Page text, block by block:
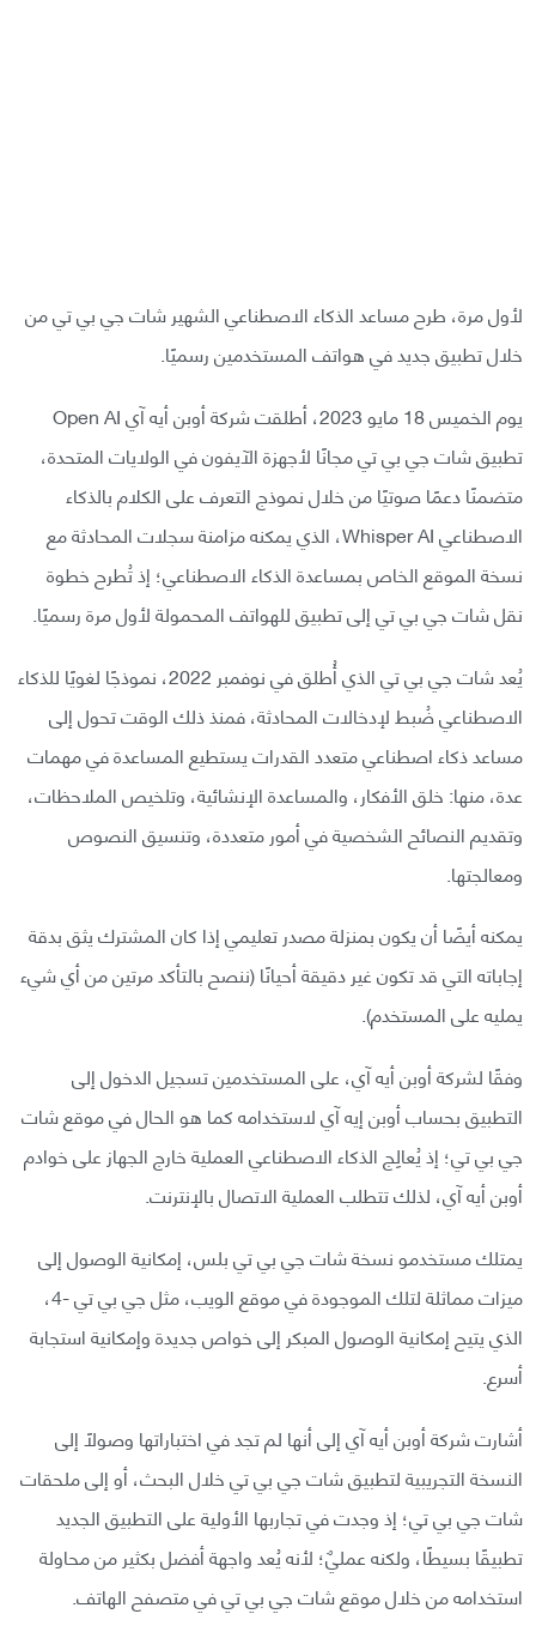
لأول مرة، طرح مساعد الذكاء الاصطناعي الشهير شات جي بي تي من
خلال تطبيق جديد في هواتف المستخدمين رسميًا.
يوم الخميس 18 مايو 2023، أطلقت شركة أوبن أيه آي Open AI
تطبيق شات جي بي تي مجانًا لأجهزة الآيفون في الولايات المتحدة،
متضمنًا دعمًا صوتيًا من خلال نموذج التعرف على الكلام بالذكاء
الاصطناعي Whisper AI، الذي يمكنه مزامنة سجلات المحادثة مع
نسخة الموقع الخاص بمساعدة الذكاء الاصطناعي؛ إذ تُطرح خطوة
نقل شات جي بي تي إلى تطبيق للهواتف المحمولة لأول مرة رسميًا.
يُعد شات جي بي تي الذي أُطلق في نوفمبر 2022، نموذجًا لغويًا للذكاء
الاصطناعي ضُبط لإدخالات المحادثة، فمنذ ذلك الوقت تحول إلى
مساعد ذكاء اصطناعي متعدد القدرات يستطيع المساعدة في مهمات
عدة، منها: خلق الأفكار، والمساعدة الإنشائية، وتلخيص الملاحظات،
وتقديم النصائح الشخصية في أمور متعددة، وتنسيق النصوص
ومعالجتها.
يمكنه أيضًا أن يكون بمنزلة مصدر تعليمي إذا كان المشترك يثق بدقة
إجاباته التي قد تكون غير دقيقة أحيانًا (ننصح بالتأكد مرتين من أي شيء
يمليه على المستخدم).
وفقًا لشركة أوبن أيه آي، على المستخدمين تسجيل الدخول إلى
التطبيق بحساب أوبن إيه آي لاستخدامه كما هو الحال في موقع شات
جي بي تي؛ إذ يُعالِج الذكاء الاصطناعي العملية خارج الجهاز على خوادم
أوبن أيه آي، لذلك تتطلب العملية الاتصال بالإنترنت.
يمتلك مستخدمو نسخة شات جي بي تي بلس، إمكانية الوصول إلى
ميزات مماثلة لتلك الموجودة في موقع الويب، مثل جي بي تي -4،
الذي يتيح إمكانية الوصول المبكر إلى خواص جديدة وإمكانية استجابة
أسرع.
أشارت شركة أوبن أيه آي إلى أنها لم تجد في اختباراتها وصولًا إلى
النسخة التجريبية لتطبيق شات جي بي تي خلال البحث، أو إلى ملحقات
شات جي بي تي؛ إذ وجدت في تجاربها الأولية على التطبيق الجديد
تطبيقًا بسيطًا، ولكنه عمليٌ؛ لأنه يُعد واجهة أفضل بكثير من محاولة
استخدامه من خلال موقع شات جي بي تي في متصفح الهاتف.